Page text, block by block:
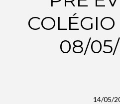
08/
14/05/